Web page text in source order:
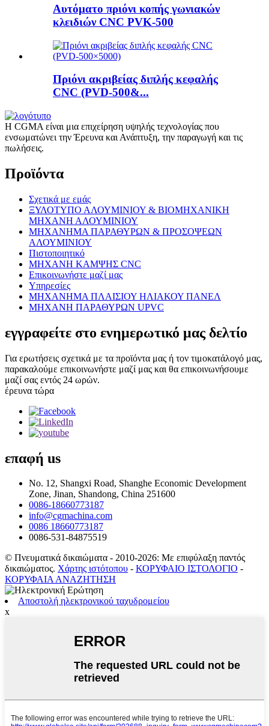
Αυτόματο πριόνι κοπής γωνιακών
κλειδιών CNC PVK-500
Πριόνι ακριβείας διπλής κεφαλής
CNC (PVD-500&...
Η CGMA είναι μια επιχείρηση υψηλής τεχνολογίας που
ενσωματώνει την Έρευνα και Ανάπτυξη, την παραγωγή και τις
πωλήσεις.
Προϊόντα
Σχετικά με εμάς
ΞΥΛΟΤΥΠΟ ΑΛΟΥΜΙΝΙΟΥ & ΒΙΟΜΗΧΑΝΙΚΗ
ΜΗΧΑΝΗ ΑΛΟΥΜΙΝΙΟΥ
ΜΗΧΑΝΗΜΑ ΠΑΡΑΘΥΡΩΝ & ΠΡΟΣΟΨΕΩΝ
ΑΛΟΥΜΙΝΙΟΥ
Πιστοποιητικό
ΜΗΧΑΝΗ ΚΑΜΨΗΣ CNC
Επικοινωνήστε μαζί μας
Υπηρεσίες
ΜΗΧΑΝΗΜΑ ΠΛΑΙΣΙΟΥ ΗΛΙΑΚΟΥ ΠΑΝΕΛ
ΜΗΧΑΝΗ ΠΑΡΑΘΥΡΩΝ UPVC
εγγραφείτε στο ενημερωτικό μας δελτίο
Για ερωτήσεις σχετικά με τα προϊόντα μας ή τον τιμοκατάλογό μας,
παρακαλούμε επικοινωνήστε μαζί μας και θα επικοινωνήσουμε
μαζί σας εντός 24 ωρών.
έρευνα τώρα
επαφή us
No. 12, Shangxi Road, Shanghe Economic Development
Zone, Jinan, Shandong, China 251600
0086-18660773187
info@cgmachina.com
0086 18660773187
0086-531-84875519
© Πνευματικά δικαιώματα - 2010-2026: Με επιφύλαξη παντός
δικαιώματος. Χάρτης ιστότοπου - ΚΟΡΥΦΑΙΟ ΙΣΤΟΛΟΓΙΟ -
ΚΟΡΥΦΑΙΑ ΑΝΑΖΗΤΗΣΗ
Αποστολή ηλεκτρονικού ταχυδρομείου
x